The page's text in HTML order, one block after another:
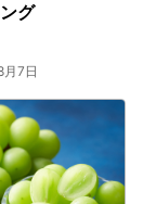
グ
7日